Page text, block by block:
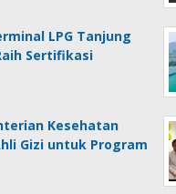
LPG Tanjung
Sertifikasi
Kesehatan
Gizi untuk Program